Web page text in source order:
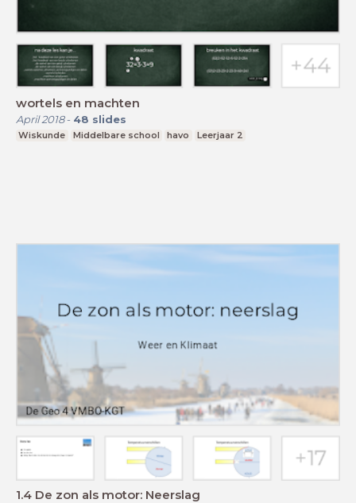
wortels en machten
April 2018- 48 slides
Wiskunde Middelbare school havo Leerjaar 2
1.4 De zon als motor: Neerslag